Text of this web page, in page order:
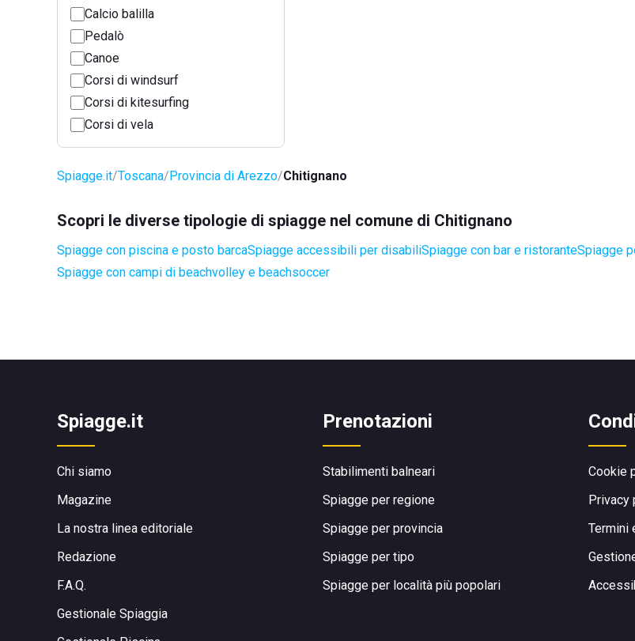
Calcio balilla
Pedalò
Canoe
Corsi di windsurf
Corsi di kitesurfing
Corsi di vela
Spiagge.it Toscana Provincia di Arezzo Chitignano
Scopri le diverse tipologie di spiagge nel comune di Chitignano
Spiagge con piscina e posto barcaSpiagge accessibili per disabiliSpiagge con bar e ristoranteSpiagge
Spiagge con campi di beachvolley e beachsoccer
Spiagge.it
Chi siamo
Magazine
La nostra linea editoriale
Redazione
F.A.Q.
Gestionale Spiaggia
Prenotazioni
Stabilimenti balneari
Spiagge per regione
Spiagge per provincia
Spiagge per tipo
Spiagge per località più popolari
Cookie
Privacy
Termini